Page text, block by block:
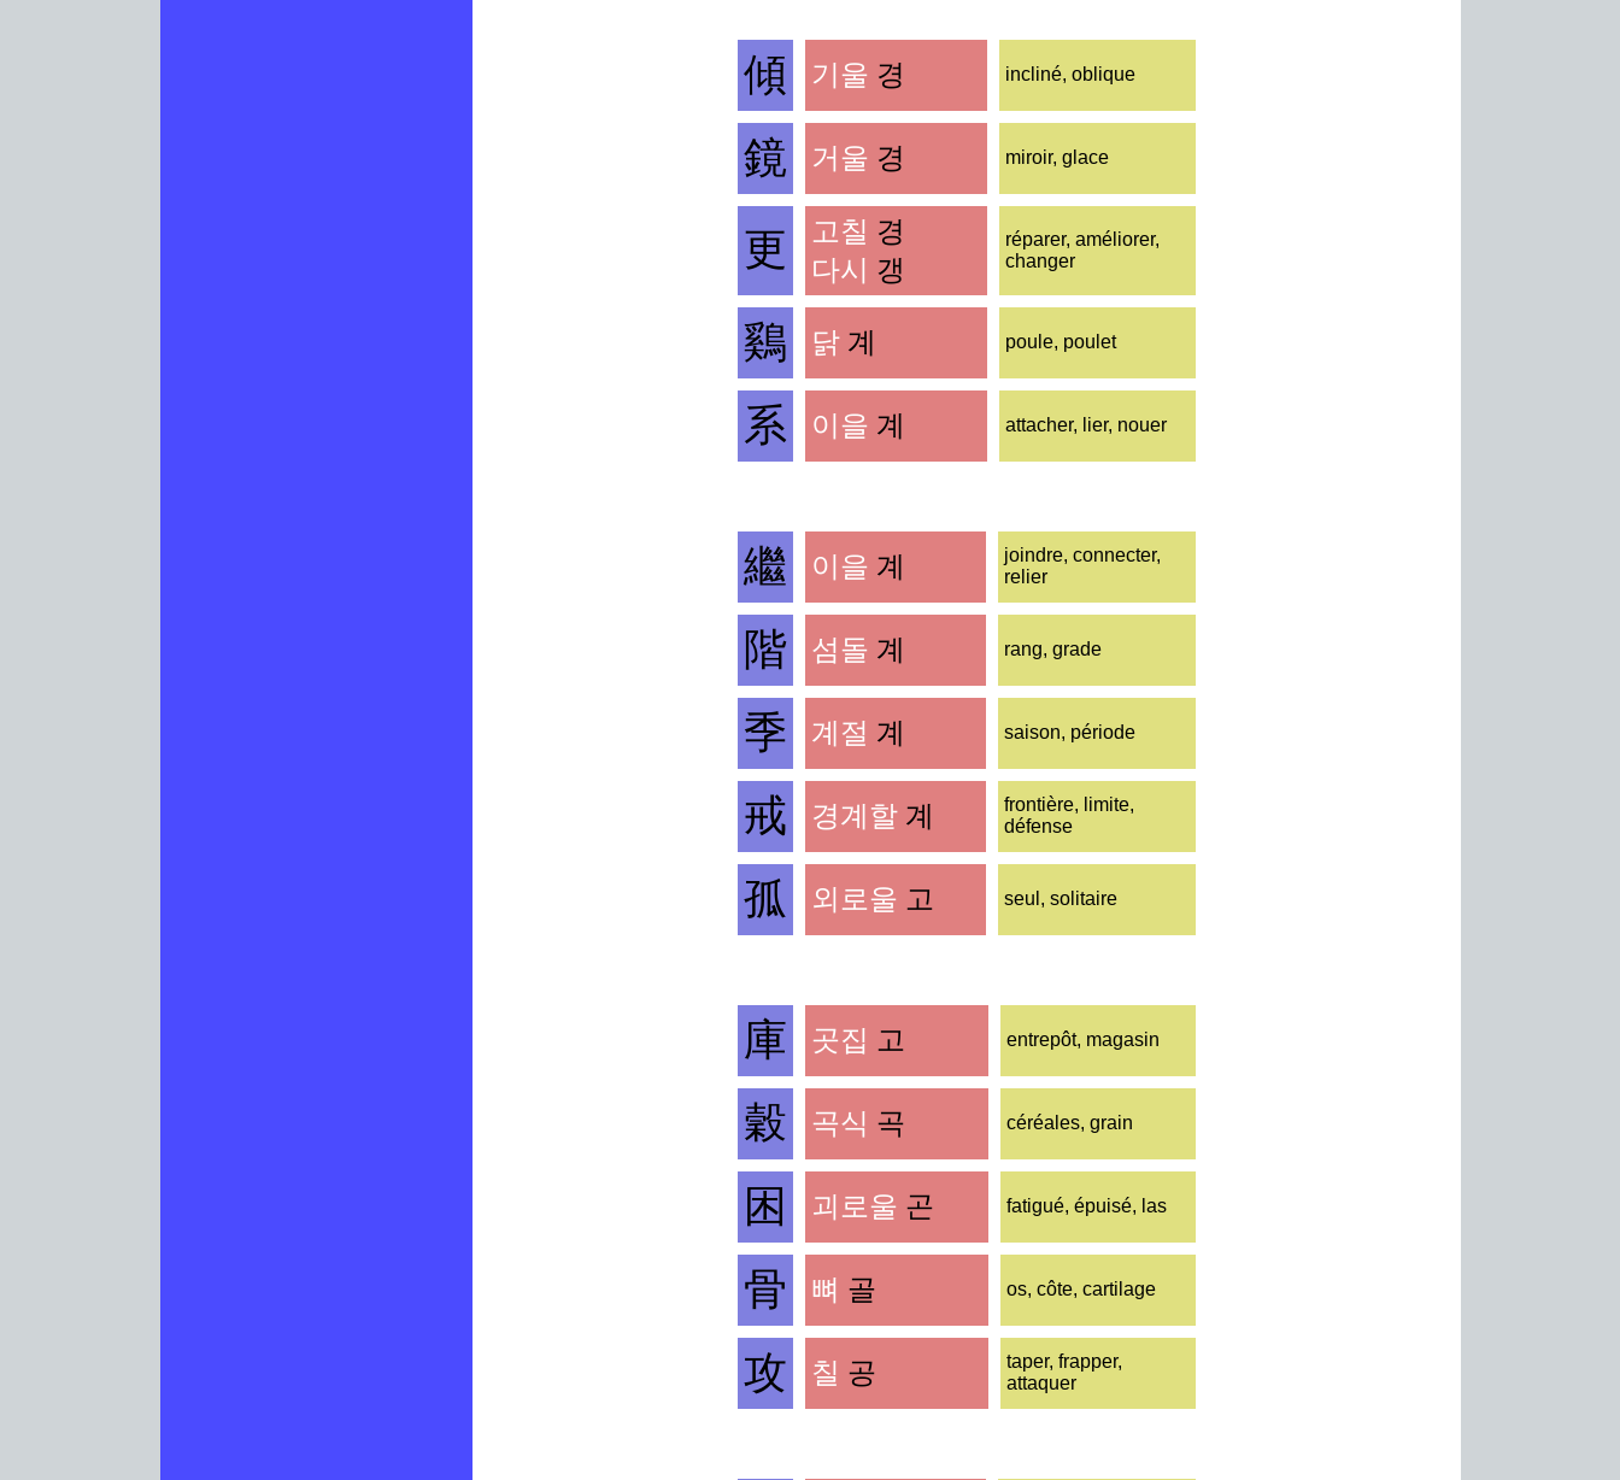
傾 기울 경 incliné, oblique
鏡 거울 경 miroir, glace
更 고칠 경
다시
갱
réparer, améliorer,
changer
鷄 닭계 poule, poulet
系 이을 계 attacher, lier, nouer
繼 이을 계
joindre, connecter,
relier
階 섬돌 계 rang, grade
季 계절 계 saison, période
戒 경계할계
frontière, limite,
défense
孤 외로울 고 seul, solitaire
庫 곳집 고 entrepôt, magasin
穀 곡식 곡 céréales, grain
困 괴로울 곤 fatigué, épuisé, las
骨 뼈 골 os, côte, cartilage
攻 칠 공
taper, frapper,
attaquer